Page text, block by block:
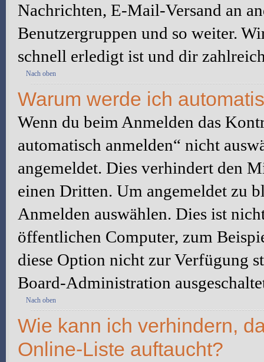
Nachrichten, E-Mail-Versand an
Benutzergruppen und so weiter.
schnell erledigt ist und dir
Nach oben
Warum werde ich
Wenn du beim Anmelden das
automatisch anmelden“ nicht
angemeldet. Dies verhindert den
einen Dritten. Um angemeldet zu
Anmelden auswählen. Dies ist
öffentlichen Computer, zum
diese Option nicht zur Verfügung
Board-Administration
Nach oben
Wie kann ich verhindern,
Online-Liste auftaucht?